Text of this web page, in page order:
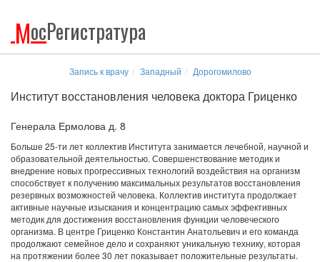
МосРегистратура
Запись к врачу Западный Дорогомилово
Институт восстановления человека доктора Гриценко
Генерала Ермолова д. 8
Больше 25-ти лет коллектив Института занимается лечебной, научной и
образовательной деятельностью. Совершенствование методик и
внедрение новых прогрессивных технологий воздействия на организм
способствует к получению максимальных результатов восстановления
резервных возможностей человека. Коллектив института продолжает
активные научные изыскания и концентрацию самых эффективных
методик для достижения восстановления функции человеческого
организма. В центре Гриценко Константин Анатольевич и его команда
продолжают семейное дело и сохраняют уникальную технику, которая
на протяжении более 30 лет показывает положительные результаты.